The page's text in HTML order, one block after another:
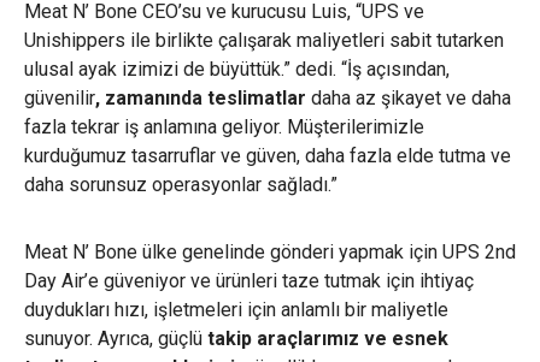
Meat N’ Bone CEO’su ve kurucusu Luis, “UPS ve
Unishippers ile birlikte çalışarak maliyetleri sabit tutarken
ulusal ayak izimizi de büyüttük.” dedi. “İş açısından,
güvenilir, zamanında teslimatlar daha az şikayet ve daha
fazla tekrar iş anlamına geliyor. Müşterilerimizle
kurduğumuz tasarruflar ve güven, daha fazla elde tutma ve
daha sorunsuz operasyonlar sağladı.”
Meat N’ Bone ülke genelinde gönderi yapmak için UPS 2nd
Day Air’e güveniyor ve ürünleri taze tutmak için ihtiyaç
duydukları hızı, işletmeleri için anlamlı bir maliyetle
sunuyor. Ayrıca, güçlü takip araçlarımız ve esnek